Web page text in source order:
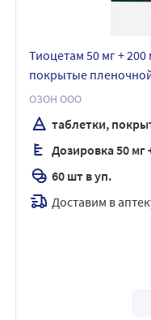
Тиоцетам 50 мг +
покрытые
ОЗОН ООО
таблетки,
Дозировка 50 мг
60 шт в уп.
Доставим в